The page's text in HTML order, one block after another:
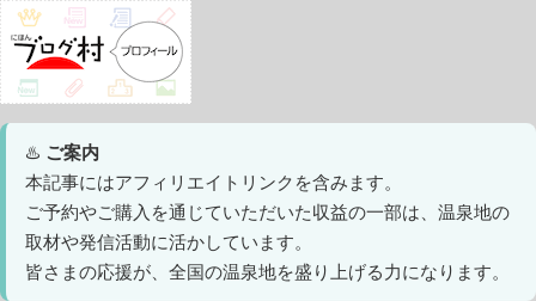
♨️ ご案内
本記事にはアフィリエイトリンクを含みます。
ご予約やご購入を通じていただいた収益の一部は、温泉地の
取材や発信活動に活かしています。
皆さまの応援が、全国の温泉地を盛り上げる力になります。